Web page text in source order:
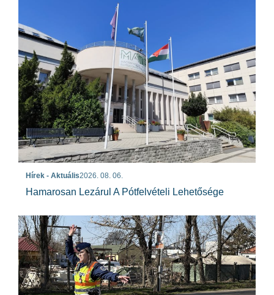
Hírek - Aktuális2026. 08. 06.
Hamarosan Lezárul A Pótfelvételi Lehetősége